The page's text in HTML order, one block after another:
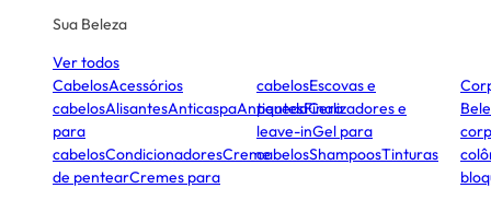
Sua Beleza
Ver todos
CabelosAcessórios
cabelosAlisantesAnticaspaAntiquedaCera
para
cabelosCondicionadoresCreme
de pentearCremes para
cabelosEscovas e
pentesFinalizadores e
leave-inGel para
cabelosShampoosTinturas